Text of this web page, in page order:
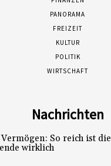
PANORAMA
FREIZEIT
KULTUR
POLITIK
WIRTSCHAFT
Nachrichten
So reich ist die
wirklich